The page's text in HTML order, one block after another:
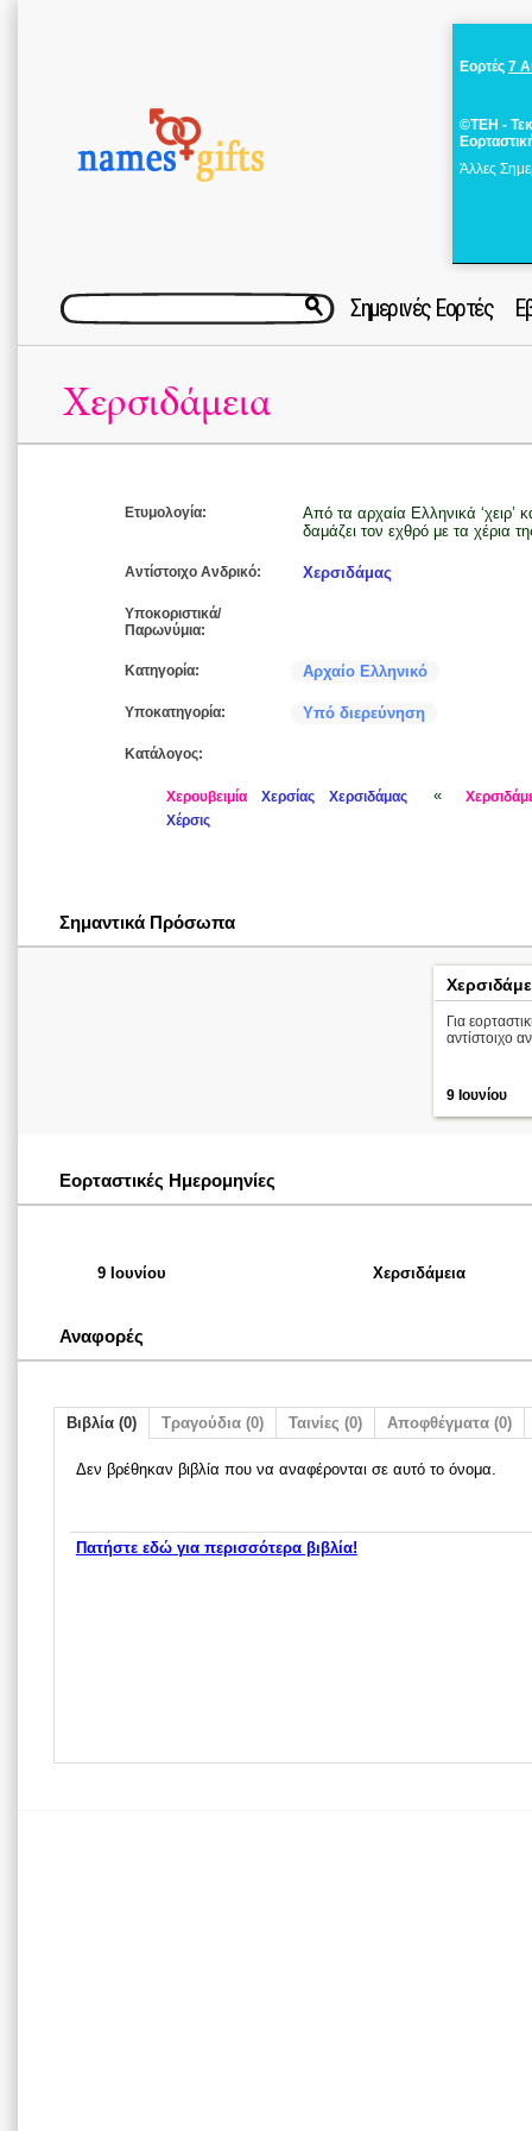
Εορτές 7
©ΤΕΗ -
Άλλες
Σημερινές Εορτές
Χερσιδάμεια
Ετυμολογία:
Από τα αρχαία Ελληνικά ‘χειρ’
δαμάζει τον εχθρό με τα χέρια
Αντίστοιχο Ανδρικό: Χερσιδάμας
Υποκοριστικά/
Παρωνύμια:
Κατηγορία: Αρχαίο Ελληνικό
Υποκατηγορία: Υπό διερεύνηση
Κατάλογος:
Χερουβειμία Χερσίας Χερσιδάμας «
Χέρσις
Σημαντικά Πρόσωπα
Για
αντίστοιχο
9 Ιουνίου
Εορταστικές Ημερομηνίες
9 Ιουνίου Χερσιδάμεια
Αναφορές
Βιβλία (0) Τραγούδια (0) Ταινίες (0) Αποφθέγματα (0)
Δεν βρέθηκαν βιβλία που να αναφέρονται σε αυτό το όνομα.
Πατήστε εδώ για περισσότερα βιβλία!